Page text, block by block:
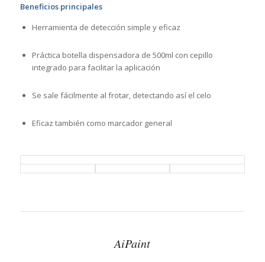
Beneficios principales
Herramienta de detección simple y eficaz
Práctica botella dispensadora de 500ml con cepillo
integrado para facilitar la aplicación
Se sale fácilmente al frotar, detectando así el celo
Eficaz también como marcador general
AiPaint